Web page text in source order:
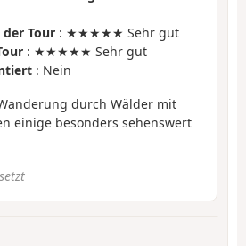
der Tour : ★★★★★ Sehr gut
: ★★★★★ Sehr gut
: Nein
durch Wälder mit
einige besonders sehenswert